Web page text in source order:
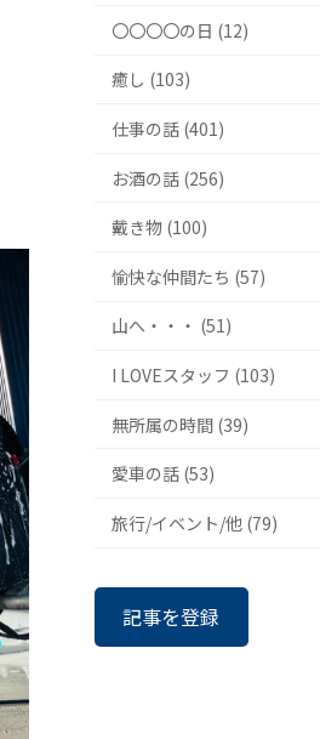
〇〇〇〇の日 (12)
癒し (103)
仕事の話 (401)
お酒の話 (256)
戴き物 (100)
愉快な仲間たち (57)
山へ・・・ (51)
I LOVEスタッフ (103)
無所属の時間 (39)
愛車の話 (53)
旅行/イベント/他 (79)
記事を登録